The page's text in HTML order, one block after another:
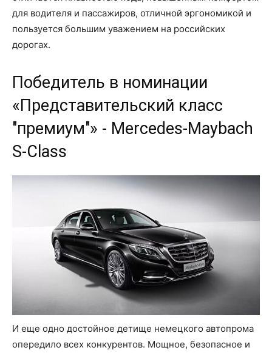
для водителя и пассажиров, отличной эргономикой и
пользуется большим уважением на российских
дорогах.
Победитель в номинации
«Представительский класс
"премиум"» - Mercedes-Maybach
S-Class
И еще одно достойное детище немецкого автопрома
опередило всех конкурентов. Мощное, безопасное и